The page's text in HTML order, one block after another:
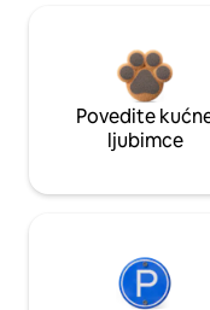
Povedite
ljubimce